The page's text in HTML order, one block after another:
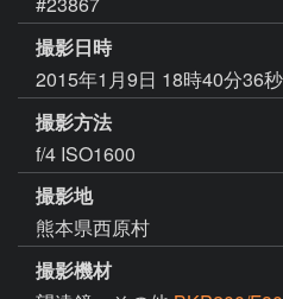
撮影日時
2015年1月9日 18時40分36秒
撮影方法
f/4 ISO1600
撮影地
熊本県西原村
撮影機材